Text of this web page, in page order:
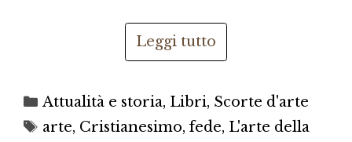
Leggi tutto
Categorie
Attualità e storia, Libri, Scorte d'arte
Tag
arte, Cristianesimo, fede, L'arte della